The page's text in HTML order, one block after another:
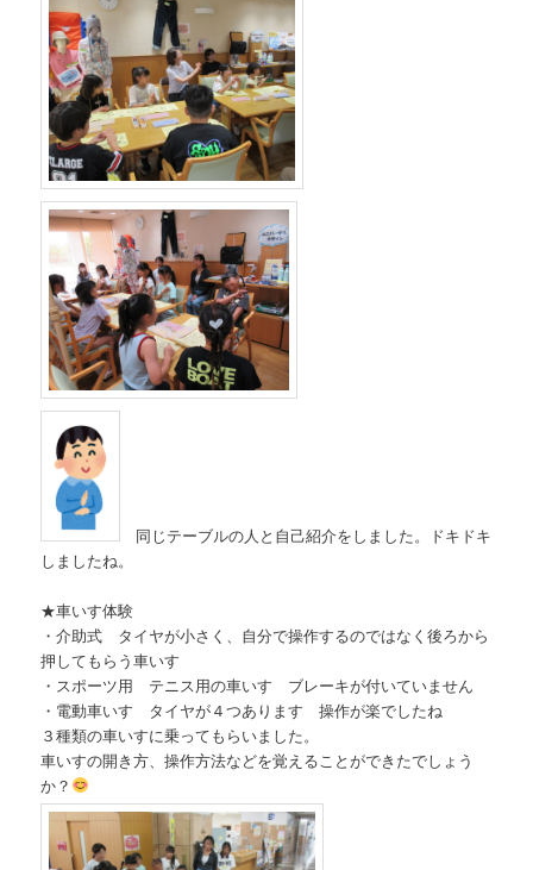
同じテーブルの人と自己紹介をしました。ドキドキ
しましたね。
★車いす体験
・介助式 タイヤが小さく、自分で操作するのではなく後ろから
押してもらう車いす
・スポーツ用 テニス用の車いす ブレーキが付いていません
・電動車いす タイヤが４つあります 操作が楽でしたね
３種類の車いすに乗ってもらいました。
車いすの開き方、操作方法などを覚えることができたでしょう
か？